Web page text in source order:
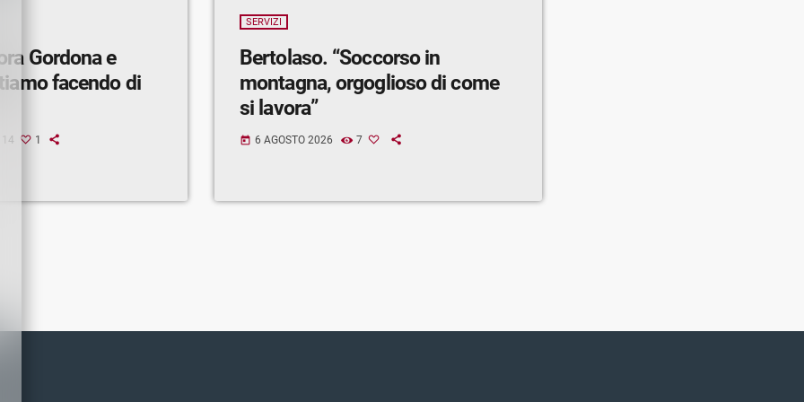
Gordona e
facendo di
14 1
SERVIZI
Bertolaso. “Soccorso in
montagna, orgoglioso di come
si lavora”
today 6 AGOSTO 2026 7